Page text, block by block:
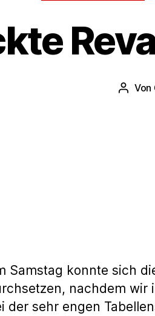
Von
Samstag konnte sich
nachdem wir
der sehr engen